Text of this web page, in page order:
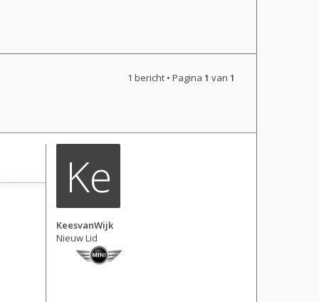
1 bericht • Pagina 1 van 1
Ke
KeesvanWijk
Nieuw Lid